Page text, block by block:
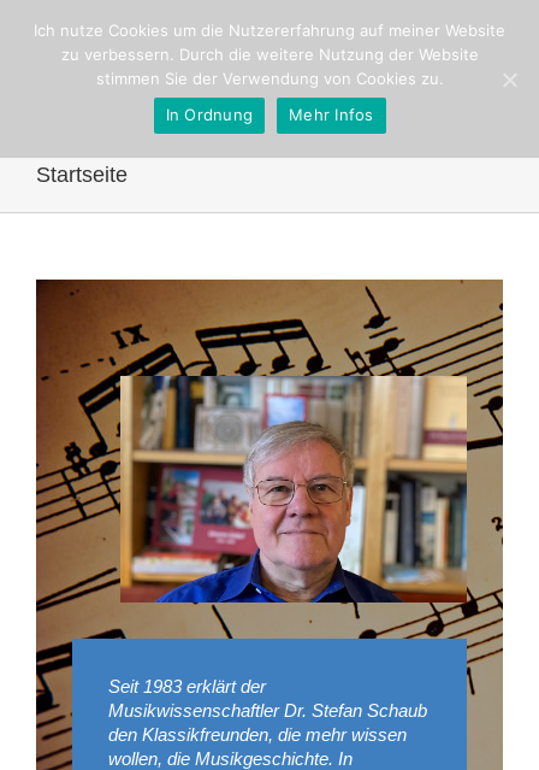
Startseite
Seit 1983 erklärt der
Musikwissenschaftler Dr. Stefan Schaub
den Klassikfreunden, die mehr wissen
wollen, die Musikgeschichte. In
Ich nutze Cookies um die Nutzererfahrung auf meiner Website
zu verbessern. Durch die weitere Nutzung der Website
stimmen Sie der Verwendung von Cookies zu.
In Ordnung
Mehr Infos